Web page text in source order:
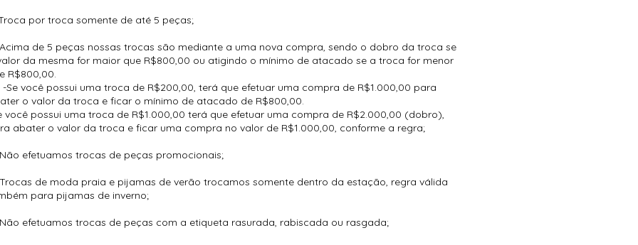
por troca somente de até 5 peças;
de 5 peças nossas trocas são mediante a uma nova compra, sendo o dobro da troca se
da mesma for maior que R$800,00 ou atigindo o mínimo de atacado se a troca for menor
R$800,00.
-Se você possui uma troca de R$200,00, terá que efetuar uma compra de R$1.000,00 para
o valor da troca e ficar o mínimo de atacado de R$800,00.
você possui uma troca de R$1.000,00 terá que efetuar uma compra de R$2.000,00 (dobro),
abater o valor da troca e ficar uma compra no valor de R$1.000,00, conforme a regra;
efetuamos trocas de peças promocionais;
de moda praia e pijamas de verão trocamos somente dentro da estação, regra válida
para pijamas de inverno;
efetuamos trocas de peças com a etiqueta rasurada, rabiscada ou rasgada;